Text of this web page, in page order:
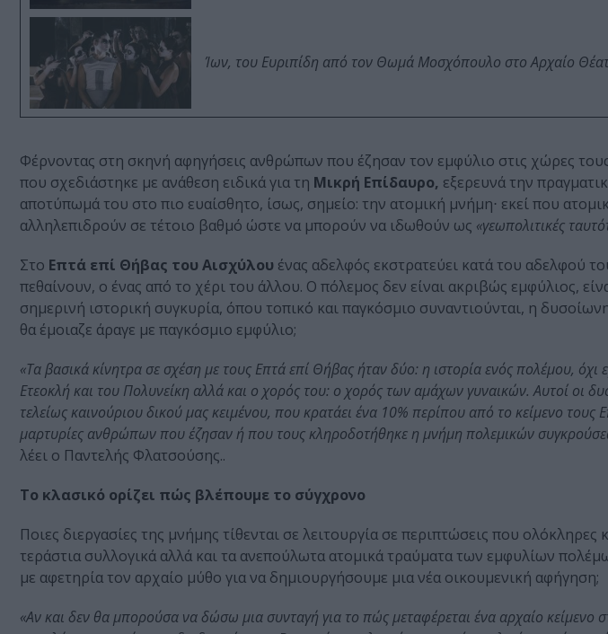
Ίων, του Ευριπίδη από τον Θωμά Μοσχόπουλο στο Αρχαίο
Φέρνοντας στη σκηνή αφηγήσεις ανθρώπων που έζησαν τον εμφύλιο στις χώρες
που σχεδιάστηκε με ανάθεση ειδικά για τη Μικρή Επίδαυρο, εξερευνά την
αποτύπωμά του στο πιο ευαίσθητο, ίσως, σημείο: την ατομική μνήμη⋅ εκεί που
αλληλεπιδρούν σε τέτοιο βαθμό ώστε να μπορούν να ιδωθούν ως «γεωπολιτικές
Στο Επτά επί Θήβας του Αισχύλου ένας αδελφός εκστρατεύει κατά του αδελφού
πεθαίνουν, ο ένας από το χέρι του άλλου. Ο πόλεμος δεν είναι ακριβώς εμφύλιος,
σημερινή ιστορική συγκυρία, όπου τοπικό και παγκόσμιο συναντιούνται, η
θα έμοιαζε άραγε με παγκόσμιο εμφύλιο;
«Τα βασικά κίνητρα σε σχέση με τους Επτά επί Θήβας ήταν δύο: η ιστορία ενός πολέμου,
Ετεοκλή και του Πολυνείκη αλλά και ο χορός του: ο χορός των αμάχων γυναικών. Αυτοί οι
τελείως καινούριου δικού μας κειμένου, που κρατάει ένα 10% περίπου από το κείμενο τους
μαρτυρίες ανθρώπων που έζησαν ή που τους κληροδοτήθηκε η μνήμη πολεμικών
λέει ο Παντελής Φλατσούσης..
Το κλασικό ορίζει πώς βλέπουμε το σύγχρονο
Ποιες διεργασίες της μνήμης τίθενται σε λειτουργία σε περιπτώσεις που ολόκληρες
τεράστια συλλογικά αλλά και τα ανεπούλωτα ατομικά τραύματα των εμφυλίων
με αφετηρία τον αρχαίο μύθο για να δημιουργήσουμε μια νέα οικουμενική αφήγηση;
«Αν και δεν θα μπορούσα να δώσω μια συνταγή για το πώς μεταφέρεται ένα αρχαίο